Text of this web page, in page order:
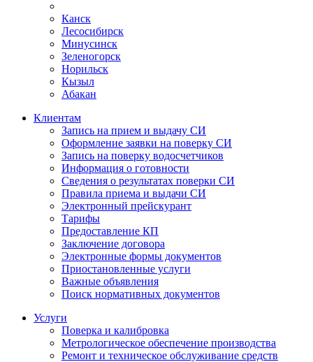
Канск
Лесосибирск
Минусинск
Зеленогорск
Норильск
Кызыл
Абакан
Клиентам
Запись на прием и выдачу СИ
Оформление заявки на поверку СИ
Запись на поверку водосчетчиков
Информация о готовности
Сведения о результатах поверки СИ
Правила приема и выдачи СИ
Электронный прейскурант
Тарифы
Предоставление КП
Заключение договора
Электронные формы документов
Приостановленные услуги
Важные объявления
Поиск нормативных документов
Услуги
Поверка и калибровка
Метрологическое обеспечение производства
Ремонт и техническое обслуживание средств